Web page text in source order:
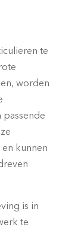
te
worden
kunnen
is in
te